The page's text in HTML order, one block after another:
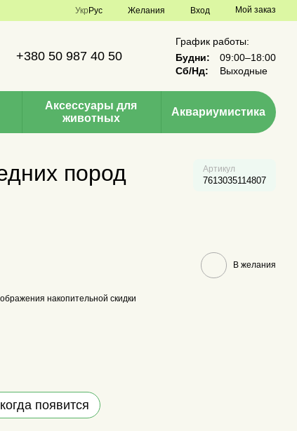
Укр Рус Желания Вход Мой заказ
+380 50 987 40 50
График работы:
Будни:
09:00–18:00
Сб/Нд:
Выходные
Аксессуары для
животных
Аквариумистика
пород
Артикул
7613035114807
В желания
накопительной скидки
появится